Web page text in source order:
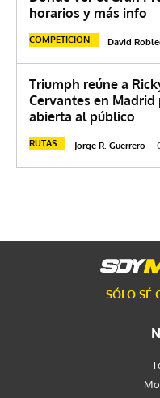
horarios y más info
COMPETICION David
Triumph reúne a
Cervantes en
abierta al público
RUTAS Jorge R. Guerrero -
SÓLO SÉ